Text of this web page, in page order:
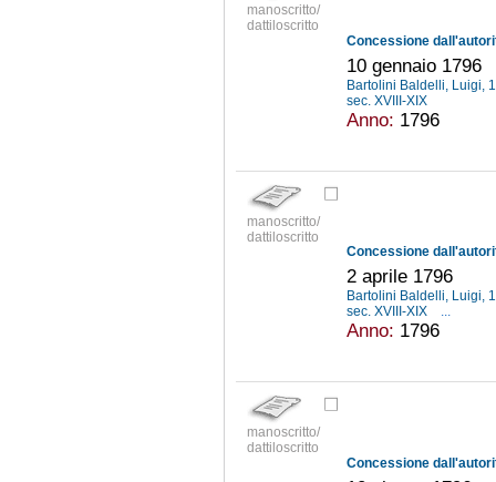
manoscritto/
dattiloscritto
10 gennaio 1796
Bartolini Baldelli, Luigi,
sec. XVIII-XIX
Anno: 1796
manoscritto/
dattiloscritto
2 aprile 1796
Bartolini Baldelli, Luigi,
sec. XVIII-XIX
...
Anno: 1796
manoscritto/
dattiloscritto